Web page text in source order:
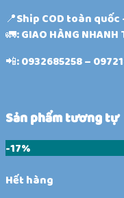
📍Ship COD toàn
🚛: GIAO HÀNG NHANH
📲: 0932685258 –
Sản phẩm tương tự
-17%
Hết hàng